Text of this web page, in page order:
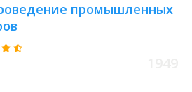
промышленных